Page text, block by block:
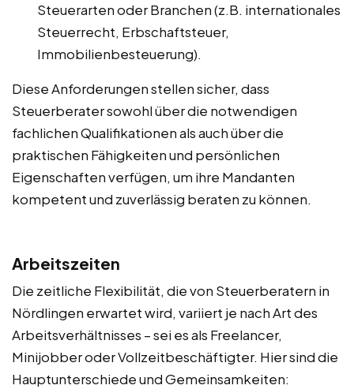
Steuerarten oder Branchen (z.B. internationales
Steuerrecht, Erbschaftsteuer,
Immobilienbesteuerung).
Diese Anforderungen stellen sicher, dass
Steuerberater sowohl über die notwendigen
fachlichen Qualifikationen als auch über die
praktischen Fähigkeiten und persönlichen
Eigenschaften verfügen, um ihre Mandanten
kompetent und zuverlässig beraten zu können.
Arbeitszeiten
Die zeitliche Flexibilität, die von Steuerberatern in
Nördlingen erwartet wird, variiert je nach Art des
Arbeitsverhältnisses – sei es als Freelancer,
Minijobber oder Vollzeitbeschäftigter. Hier sind die
Hauptunterschiede und Gemeinsamkeiten: